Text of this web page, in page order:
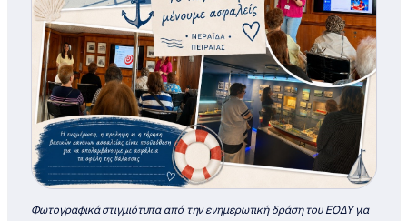
Φωτογραφικά στιγμιότυπα από την ενημερωτική δράση του ΕΟΔΥ για